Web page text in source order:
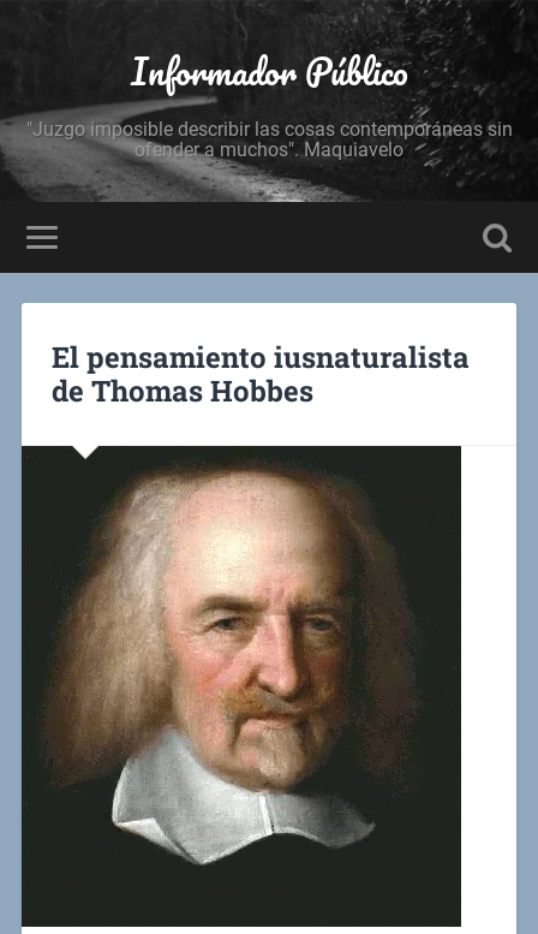
Informador Público
"Juzgo imposible describir las cosas contemporáneas sin
ofender a muchos". Maquiavelo
El pensamiento iusnaturalista
de Thomas Hobbes